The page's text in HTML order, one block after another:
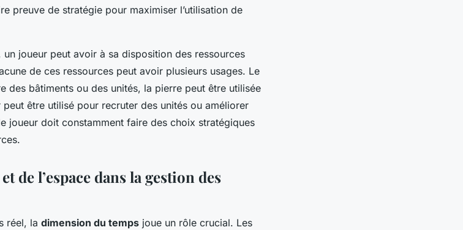
preuve de stratégie pour maximiser l’utilisation de
un joueur peut avoir à sa disposition des ressources
de ces ressources peut avoir plusieurs usages. Le
des bâtiments ou des unités, la pierre peut être utilisée
être utilisé pour recruter des unités ou améliorer
joueur doit constamment faire des choix stratégiques
de l’espace dans la gestion des
réel, la dimension du temps joue un rôle crucial. Les